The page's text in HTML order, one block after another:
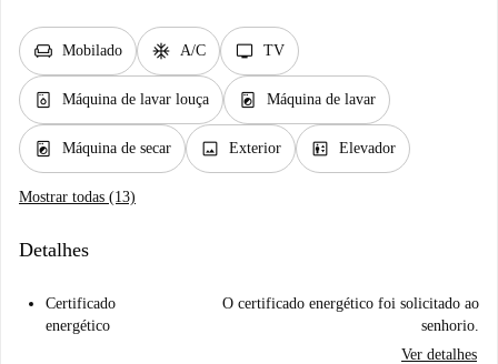
chair Mobilado ac_unit A/C tv TV
dishwasher_gen Máquina de lavar louça local_laundry_service Máquina de lavar
local_laundry_service Máquina de secar image Exterior elevator Elevador
Mostrar todas (13)
Detalhes
Certificado
energético
O certificado energético foi solicitado ao
senhorio.
Ver detalhes